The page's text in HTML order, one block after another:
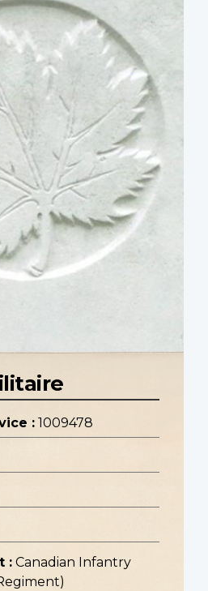
: 1009478
: Canadian Infantry